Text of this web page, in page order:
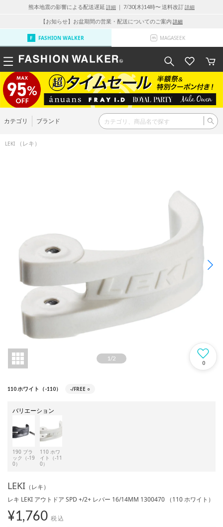
熊本地震の影響による配送遅延 詳細 ｜ 7/30(木)14時〜 送料改訂詳細
【お知らせ】お盆期間の営業・配送についてのご案内 詳細
FASHION WALKER MAGASEEK
カテゴリ ブランド
LEKI （レキ）
1 /2
0
110 ホワイト（-110） -/FREE ○
バリエーション
190 ブラ
ック（-19
0）
110 ホワ
イト（-11
0）
LEKI （レキ）
レキ LEKI アウトドア SPD +/2+ レバー 16/14MM 1300470 （110 ホワイト）
¥1,760 税込